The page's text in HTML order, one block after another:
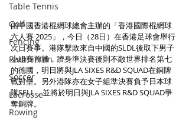
Table Tennis
Golf
Fencing
Badminton
Soccer
Lacrosse
Rowing
由中國香港棍網球總會主辦的「香港國際棍網球
六人賽 2025」，今日（28日）在香港足球會舉行
次日賽事。港隊擊敗來自中國的SLDL後取下男子
小組賽首勝，躋身準決賽後則不敵世界排名第七
的德國，明日將與JLA SIXES R&D SQUAD在銅牌
戰對壘。另外港隊亦在女子組準決賽負予日本球
隊SELL，並將於明日與JLA SIXES R&D SQUAD爭
奪銅牌。